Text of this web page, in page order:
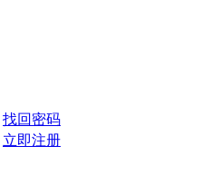
找回密码
立即注册